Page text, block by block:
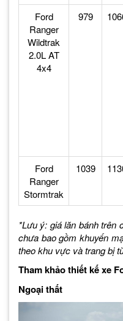
Ford
Ranger
Wildtrak
2.0L AT
4x4
979
Ford
Ranger
Stormtrak
1039
*Lưu ý: giá lăn bánh trên
chưa bao gồm khuyến
theo khu vực và trang bị
Tham khảo thiết kế xe
Ngoại thất